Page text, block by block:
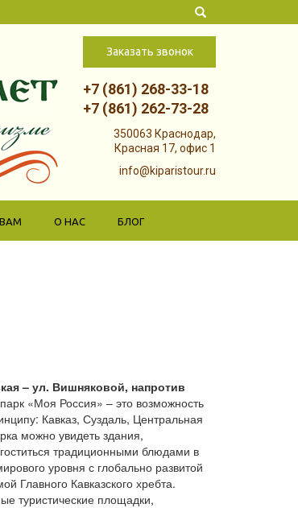
Заказать звонок
+7 (861) 268-33-18
+7 (861) 262-73-28
350063 Краснодар,
Красная 17, офис 1
info@kiparistour.ru
Skip to
content
О НАС БЛОГ
– ул. Вишняковой, напротив
«Моя Россия» – это возможность
Кавказ, Суздаль, Центральная
можно увидеть здания,
традиционными блюдами в
уровня с глобально развитой
Главного Кавказского хребта.
туристические площадки,